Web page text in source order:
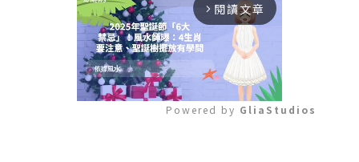
arrow_forward_ios 閱讀文章
Powered by GliaStudios